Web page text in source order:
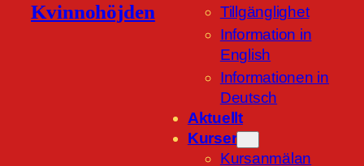
Kvinnohöjden
Tillgänglighet
Information in
English
Informationen in
Deutsch
Aktuellt
Kurser
Kursanmälan